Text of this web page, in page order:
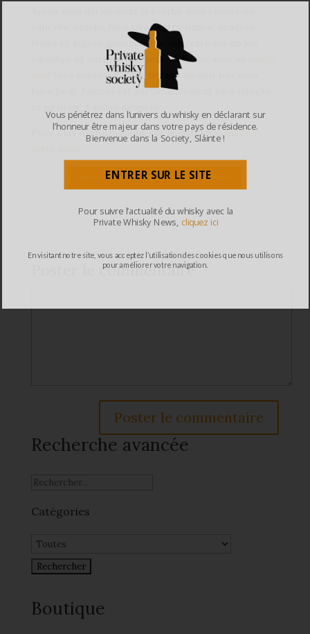
superbe whisky. Bien situé entre fumée, cendres,
fruité et légère gourmandise, on retrouve un joli
équilibre et surtout une belle richesse avec un
très expressif. Et le titrage ne doit pas vous
faire peur, l’alcool est particulièrement bien intégré
Pour plus d’informations sur la distillerie,visitez
Poster le commentaire
Recherche avancée
Catégories
Boutique
Vous pénétrez dans l’univers du whisky en déclarant sur
l’honneur être majeur dans votre pays de résidence.
Bienvenue dans la Society, Sláinte !
ENTRER SUR LE SITE
En visitant notre site, vous acceptez l’utilisation des cookies que nous utilisons
pour améliorer votre navigation.
Pour suivre l’actualité du whisky avec la
Private Whisky News, cliquez ici